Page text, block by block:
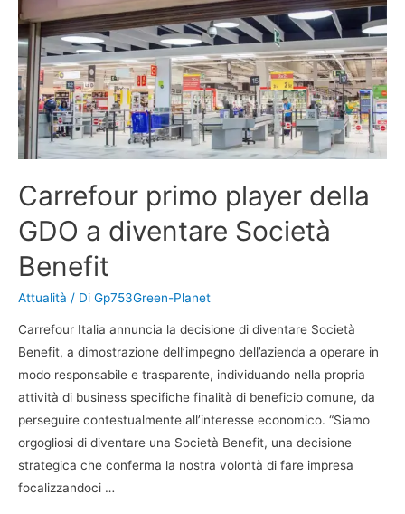
Carrefour primo player della
GDO a diventare Società
Benefit
Attualità / Di Gp753Green-Planet
Carrefour Italia annuncia la decisione di diventare Società
Benefit, a dimostrazione dell’impegno dell’azienda a operare in
modo responsabile e trasparente, individuando nella propria
attività di business specifiche finalità di beneficio comune, da
perseguire contestualmente all’interesse economico. “Siamo
orgogliosi di diventare una Società Benefit, una decisione
strategica che conferma la nostra volontà di fare impresa
focalizzandoci …